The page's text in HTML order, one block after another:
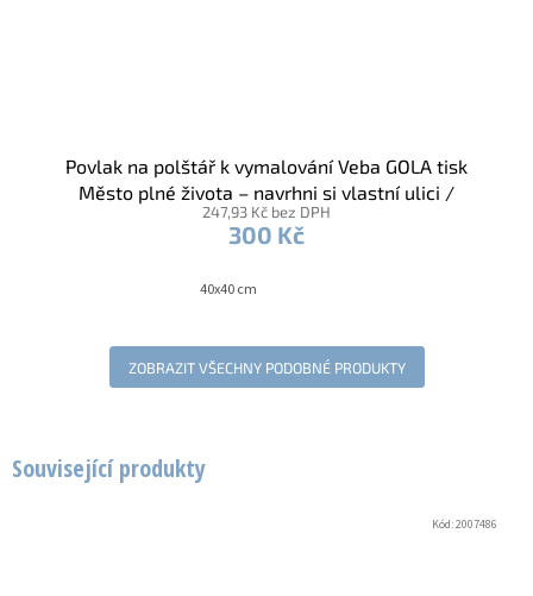
Související produkty
Kód:2007486
Povlak na polštář k vymalování Veba GOLA tisk
Město plné života – navrhni si vlastní ulici /
voskovky
247,93 Kč bez DPH
300 Kč
40x40 cm
ZOBRAZIT VŠECHNY PODOBNÉ PRODUKTY